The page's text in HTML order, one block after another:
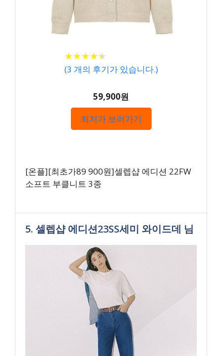
★★★★★
★★★★★
(3 개의 후기가 있습니다.)
59,900원
최저가 보러가기
[온플][최초가89 900원]셀렙샵 에디션 22FW
소프트 부클니트 3종
5. 셀렙샵 에디션23SS세미 와이드데 님